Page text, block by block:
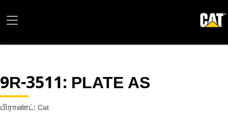
9R-3511: PLATE AS
பிராண்ட்: Cat